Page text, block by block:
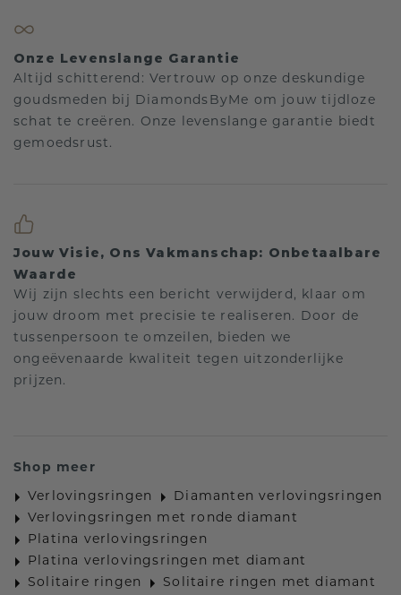
Onze Levenslange Garantie
Altijd schitterend: Vertrouw op onze deskundige
goudsmeden bij DiamondsByMe om jouw tijdloze
schat te creëren. Onze levenslange garantie biedt
gemoedsrust.
Jouw Visie, Ons Vakmanschap: Onbetaalbare
Waarde
Wij zijn slechts een bericht verwijderd, klaar om
jouw droom met precisie te realiseren. Door de
tussenpersoon te omzeilen, bieden we
ongeëvenaarde kwaliteit tegen uitzonderlijke
prijzen.
Shop meer
Verlovingsringen
Diamanten verlovingsringen
Verlovingsringen met ronde diamant
Platina verlovingsringen
Platina verlovingsringen met diamant
Solitaire ringen
Solitaire ringen met diamant